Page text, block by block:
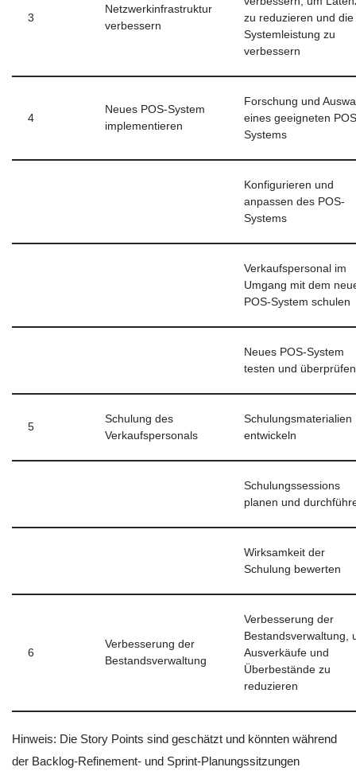
3
Netzwerkinfrastruktur
verbessern
zu reduzieren und die
Systemleistung zu
verbessern
4
Neues POS-System
implementieren
Forschung und
eines geeigneten
Systems
Konfigurieren und
anpassen des POS-
Systems
Verkaufspersonal im
Umgang mit dem
POS-System schulen
Neues POS-System
testen und überprüfen
5
Schulung des
Verkaufspersonals
Schulungsmaterialien
entwickeln
Schulungssessions
planen und
Wirksamkeit der
Schulung bewerten
6
Verbesserung der
Bestandsverwaltung
Verbesserung der
Bestandsverwaltung,
Ausverkäufe und
Überbestände zu
reduzieren
Hinweis: Die Story Points sind geschätzt und könnten während
der Backlog-Refinement- und Sprint-Planungssitzungen